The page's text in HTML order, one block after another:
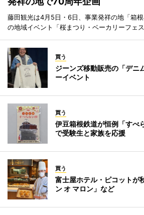
藤田観光は4月5日・6日、事業発祥の地「箱
の地域イベント「桜まつり・ベーカリーフェス
買う
ジーンズ移動販売の「デニ
ーイベント
買う
伊豆箱根鉄道が恒例「す
で受験生と家族を応援
買う
富士屋ホテル・ピコット
ン オ マロン」など